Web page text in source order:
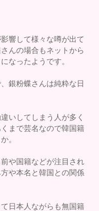
響して様々な噂が出て
んの場合もネットから
なったようです。
銀粉蝶さんは純粋な日
いしてしまう人が多く
まで芸名なので韓国籍
。
や国籍などが注目され
や本名と韓国との関係
日本人ながらも無国籍